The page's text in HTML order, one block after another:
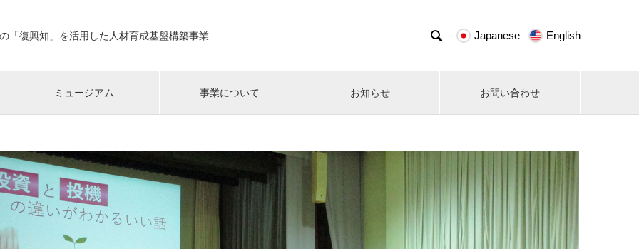
「復興知」を活用した人材育成基盤構築事業  Japanese English
ミュージアム 事業について お知らせ お問い合わせ